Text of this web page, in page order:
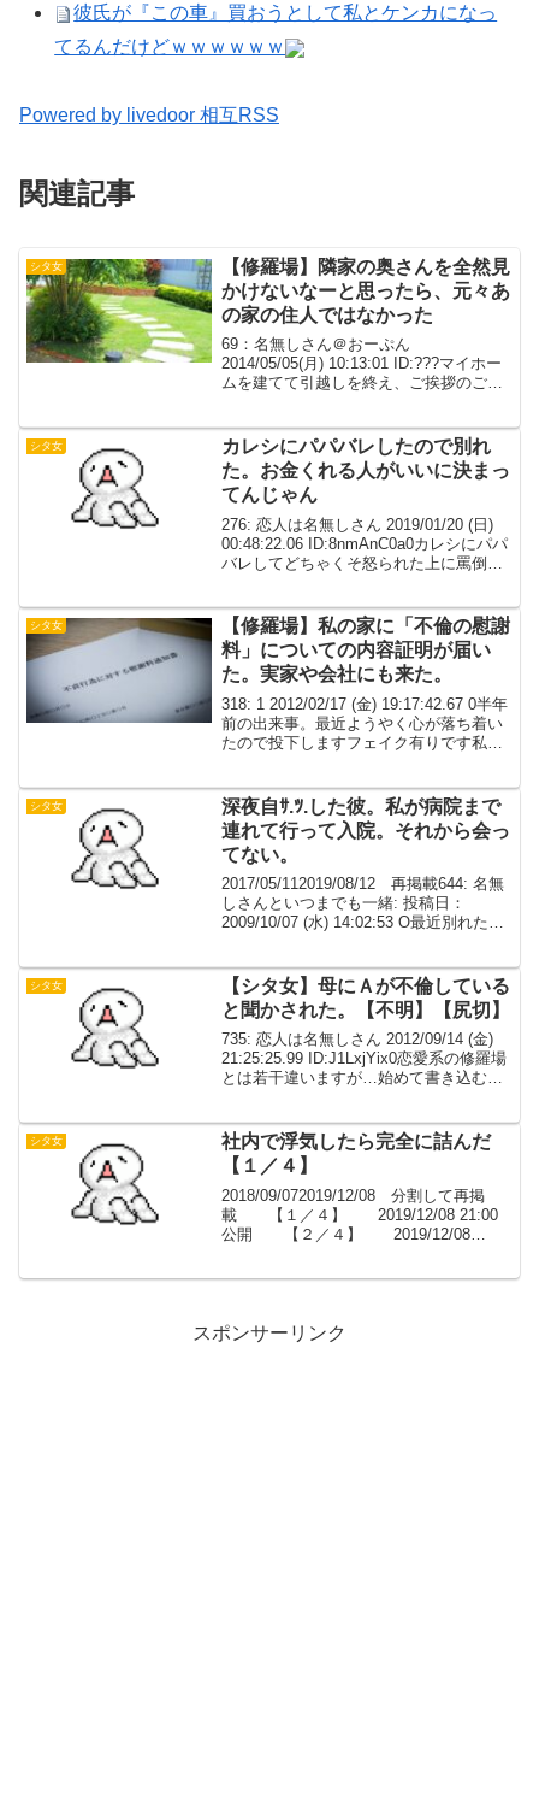
彼氏が『この車』買おうとして私とケンカになっ
てるんだけどｗｗｗｗｗｗ
Powered by livedoor 相互RSS
関連記事
シタ女
【修羅場】隣家の奥さんを全然見
かけないなーと思ったら、元々あ
の家の住人ではなかった
69：名無しさん＠おーぷん
2014/05/05(月) 10:13:01 ID:???マイホー
ムを建てて引越しを終え、ご挨拶のご近
れた。「仲良くしてくださいね」とか言
わ...
シタ女
カレシにパパバレしたので別れ
た。お金くれる人がいいに決まっ
てんじゃん
276: 恋人は名無しさん 2019/01/20 (日)
00:48:22.06 ID:8nmAnC0a0カレシにパパ
バレしてどちゃくそ怒られた上に罵倒ら
ってんじゃん...
シタ女
【修羅場】私の家に「不倫の慰謝
料」についての内容証明が届い
た。実家や会社にも来た。
318: 1 2012/02/17 (金) 19:17:42.67 0半年
前の出来事。最近ようやく心が落ち着い
たので投下しますフェイク有りです私
婚先生 ３０代前...
シタ女
深夜自ｻ.ﾂ.した彼。私が病院まで
連れて行って入院。それから会っ
てない。
2017/05/112019/08/12 再掲載644: 名無
しさんといつまでも一緒: 投稿日：
2009/10/07 (水) 14:02:53 O最近別れたん
りたかった...
シタ女
【シタ女】母にＡが不倫している
と聞かされた。【不明】【尻切】
735: 恋人は名無しさん 2012/09/14 (金)
21:25:25.99 ID:J1LxjYix0恋愛系の修羅場
とは若干違いますが…始めて書き込むの
い」という言葉...
シタ女
社内で浮気したら完全に詰んだ
【１／４】
2018/09/072019/12/08 分割して再掲
載 【１／４】 2019/12/08 21:00
公開 【２／４】 2019/12/08
スポンサーリンク